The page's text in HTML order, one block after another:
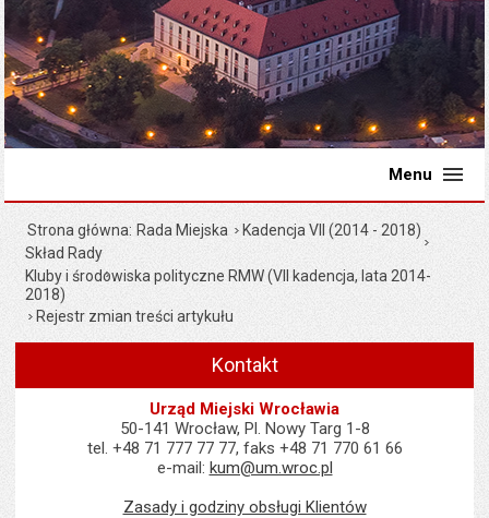
Menu
Strona główna Rada Miejska
Kadencja VII (2014 - 2018)
Skład Rady
Kluby i środowiska polityczne RMW (VII kadencja, lata 2014-
2018)
Rejestr zmian treści artykułu
Kontakt
Urząd Miejski Wrocławia
50-141 Wrocław, Pl. Nowy Targ 1-8
tel. +48 71 777 77 77, faks +48 71 770 61 66
e-mail: kum@um.wroc.pl
Zasady i godziny obsługi Klientów